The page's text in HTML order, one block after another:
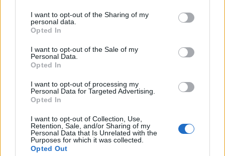
not limited to your visit or usage behaviour. You may click to
grant or deny consent to Google and its third-party tags to
use your data for below specified purposes in below Google
consent section.
I want to opt-out of the Sharing of my
personal data.
Opted In
I want to opt-out of the Sale of my
Personal Data.
Opted In
I want to opt-out of processing my
Personal Data for Targeted Advertising.
Opted In
I want to opt-out of Collection, Use,
Retention, Sale, and/or Sharing of my
Personal Data that Is Unrelated with the
Purposes for which it was collected.
Opted Out
Continua a leggere
ALTRI ANIMALI